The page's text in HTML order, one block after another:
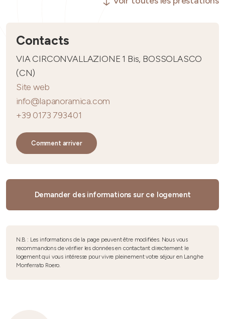
Contacts
VIA CIRCONVALLAZIONE 1 Bis, BOSSOLASCO
(CN)
Site web
info@lapanoramica.com
+39 0173 793401
Comment arriver
Demander des informations sur ce logement
N.B. : Les informations de la page peuvent être modifiées. Nous vous
recommandons de vérifier les données en contactant directement le
logement qui vous intéresse pour vivre pleinement votre séjour en Langhe
Monferrato Roero.